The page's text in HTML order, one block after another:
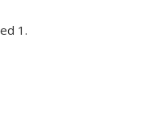
1.